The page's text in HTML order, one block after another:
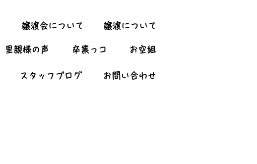
譲渡会について 譲渡について
里親様の声 卒業っコ お空組
スタッフブログ お問い合わせ